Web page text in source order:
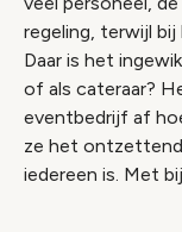
regeling, terwijl bij
Daar is het
of als cateraar?
eventbedrijf af
ze het
iedereen is. Met